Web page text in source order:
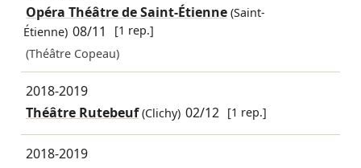
Opéra Théâtre de Saint-Étienne(Saint-
Étienne) 08/11
[1 rep.]
(Théâtre Copeau)
2018-2019
Théâtre Rutebeuf(Clichy) 02/12 [1 rep.]
2018-2019